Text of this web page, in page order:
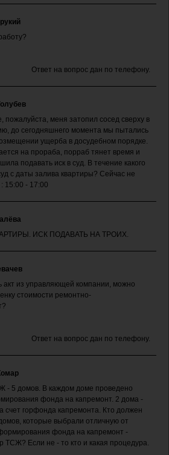
Ответ на вопрос дан по телефону.
меня затопил сосед сверху в
до сегодняшнего момента мы пытались
ущерба в досудебном порядке.
на прораба, порраб тянет время и
подавать иск в суд. В течение какого
с даты залива квартиры? Сейчас не
15:00 - 17:00
ИСК ПОДАВАТЬ НА ТРОИХ.
акт из управляющей компании, можно
стоимости ремонтно-
Ответ на вопрос дан по телефону.
- 5 домов. В каждом доме проведено
фонда на капремонт. 2 дома -
счет горфонда капремонта. Кто должен
которые выбрали отличную от
фонда на капремонт -
ТСЖ? Если не - то кто и какая процедура.